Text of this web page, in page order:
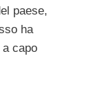
paese,
ha
a capo